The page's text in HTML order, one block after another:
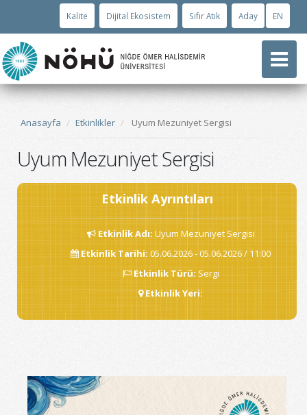
Kalite Dijital Ekosistem Sıfır Atık Aday EN
Anasayfa Etkinlikler Uyum Mezuniyet Sergisi
Uyum Mezuniyet Sergisi
Etkinlik Ayrıntıları
Etkinlik Adı: Uyum Mezuniyet Sergisi
Etkinlik Tarihi: 05.06.2026 - 05.06.2026 / 11:00
Etkinlik Türü: Sergi
Etkinlik Yeri: